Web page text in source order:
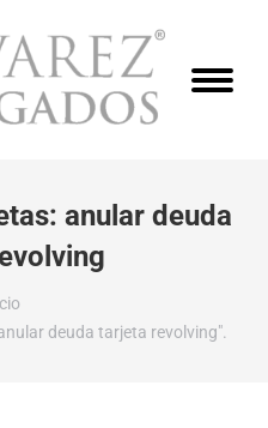
anular deuda
deuda tarjeta revolving".